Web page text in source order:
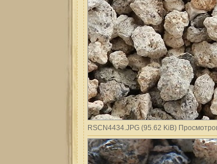
RSCN4434.JPG (95.62 KiB)